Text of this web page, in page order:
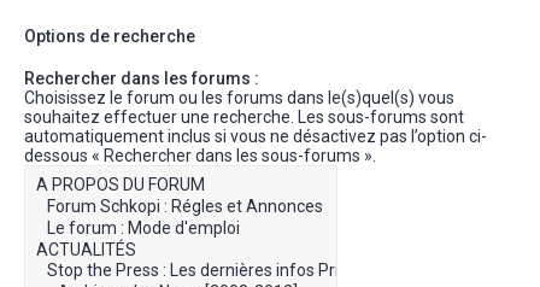
Options de recherche
Rechercher dans les forums :
Choisissez le forum ou les forums dans le(s)quel(s) vous
souhaitez effectuer une recherche. Les sous-forums sont
automatiquement inclus si vous ne désactivez pas l’option ci-
dessous « Rechercher dans les sous-forums ».